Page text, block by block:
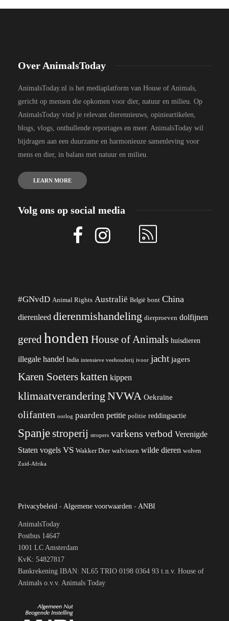
Over AnimalsToday
AnimalsToday.nl is het mediaplatform van House of Animals,
gericht op mensen die opkomen voor dier, natuur en milieu. Op
AnimalsToday vind je relevant dierennieuws, opinieartikelen,
blogs, vlogs, onthullende reportages en meer. AnimalsToday wil
bijdragen aan een duurzame en harmonieuze samenleving voor
mens en dier, in balans met natuur en milieu.
LEARN MORE
Volg ons op social media
#GNvdD Animal Rights Australië België bont China
dierenleed dierenmishandeling dierproeven dolfijnen
geredhonden House of Animals huisdieren
illegale handel India intensieve veehouderij ivoor jacht jagers
Karen Soeterskatten kippen
klimaatverandering NVWA Oekraïne
olifanten oorlog paarden petitie politie reddingsactie
Spanjestroperij stropers varkens verbod Verenigde
Staten vogels VS Wakker Dier walvissen wilde dieren wolven
Zuid-Afrika
Privacybeleid - Algemene voorwaarden - ANBI
AnimalsToday
Postbus 14647
1001 LC Amsterdam
KvK: 54827817
Bankrekening IBAN: NL65 TRIO 0198 0364 93 t.n.v. House of
Animals o.v.v. Animals Today